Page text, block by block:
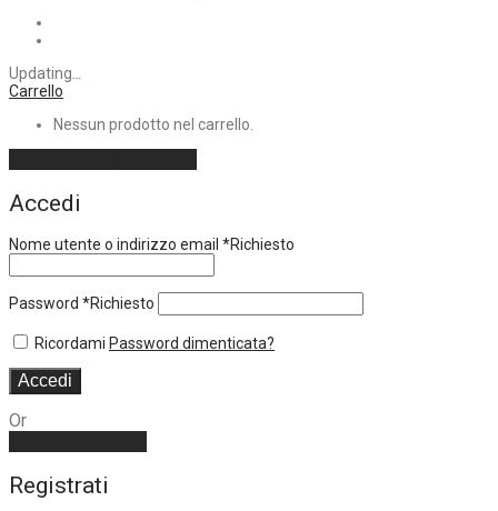
Updating…
Carrello
Nessun prodotto nel carrello.
Accedi
Nome utente o indirizzo email *Richiesto
Password *Richiesto
Ricordami Password dimenticata?
Accedi
Or
Registrati